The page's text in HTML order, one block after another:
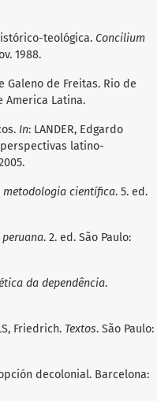
teológica. Concilium
1988.
Galeno de Freitas. Rio de
America Latina.
In: LANDER, Edgardo
latino-
metodologia científica. 5. ed.
. 2. ed. São Paulo:
da dependência.
Friedrich. Textos. São Paulo:
decolonial. Barcelona: